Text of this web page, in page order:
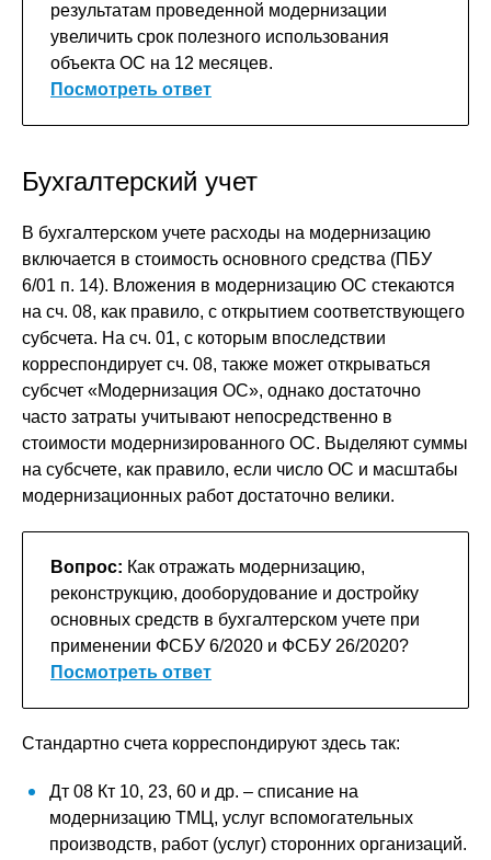
результатам проведенной модернизации
увеличить срок полезного использования
объекта ОС на 12 месяцев.
Посмотреть ответ
Бухгалтерский учет
В бухгалтерском учете расходы на модернизацию
включается в стоимость основного средства (ПБУ
6/01 п. 14). Вложения в модернизацию ОС стекаются
на сч. 08, как правило, с открытием соответствующего
субсчета. На сч. 01, с которым впоследствии
корреспондирует сч. 08, также может открываться
субсчет «Модернизация ОС», однако достаточно
часто затраты учитывают непосредственно в
стоимости модернизированного ОС. Выделяют суммы
на субсчете, как правило, если число ОС и масштабы
модернизационных работ достаточно велики.
Вопрос: Как отражать модернизацию,
реконструкцию, дооборудование и достройку
основных средств в бухгалтерском учете при
применении ФСБУ 6/2020 и ФСБУ 26/2020?
Посмотреть ответ
Стандартно счета корреспондируют здесь так:
Дт 08 Кт 10, 23, 60 и др. – списание на
модернизацию ТМЦ, услуг вспомогательных
производств, работ (услуг) сторонних организаций.